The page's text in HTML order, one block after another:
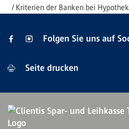
Kriterien der Banken bei
Folgen Sie uns auf
Seite drucken